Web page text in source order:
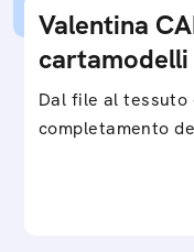
Valentina
cartamodelli
Dal file al tessuto
completamento